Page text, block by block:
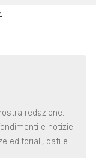
redazione.
e notizie
editoriali, dati e